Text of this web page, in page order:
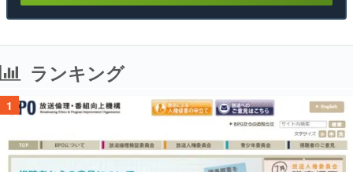
ランキング
1